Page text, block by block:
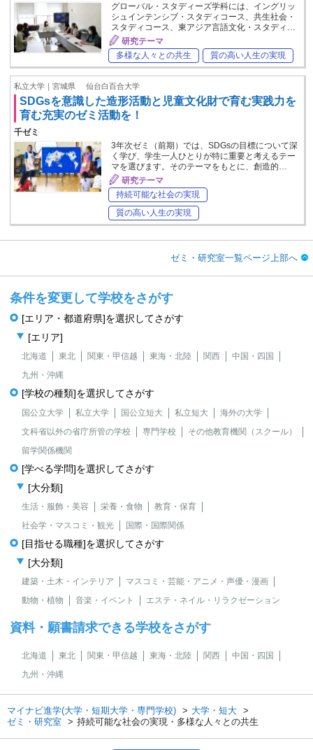
グローバル・スタディーズ学科には、イングリッ
シュインテンシブ・スタディコース、共生社会・
スタディコース、東アジア言語文化・スタディ…
研究テーマ
多様な人々との共生
質の高い人生の実現
私立大学｜宮城県 仙台白百合大学
SDGsを意識した造形活動と児童文化財で育む実践力を
育む充実のゼミ活動を！
千ゼミ
3年次ゼミ（前期）では、SDGsの目標について深
く学び、学生一人ひとりが特に重要と考えるテー
マを選びます。そのテーマをもとに、創造的…
研究テーマ
持続可能な社会の実現
質の高い人生の実現
ゼミ・研究室一覧ページ上部へ
条件を変更して学校をさがす
[エリア・都道府県]を選択してさがす
[エリア]
北海道 東北 関東・甲信越 東海・北陸 関西
中国・四国
九州・沖縄
[学校の種類]を選択してさがす
国公立大学 私立大学 国公立短大 私立短大
海外の大学
文科省以外の省庁所管の学校
専門学校
その他教育機関（スクール）
留学関係機関
[学べる学問]を選択してさがす
[大分類]
生活・服飾・美容 栄養・食物
教育・保育
社会学・マスコミ・観光
国際・国際関係
[目指せる職種]を選択してさがす
[大分類]
建築・土木・インテリア
マスコミ・芸能・アニメ・声優・漫画
動物・植物
音楽・イベント エステ・ネイル・リラクゼーション
資料・願書請求できる学校をさがす
北海道 東北 関東・甲信越 東海・北陸 関西
中国・四国
九州・沖縄
マイナビ進学(大学・短期大学・専門学校)
大学・短大
ゼミ・研究室
持続可能な社会の実現・多様な人々との共生